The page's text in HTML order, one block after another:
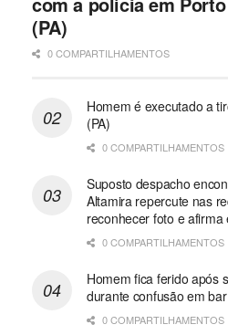
(PA)
0 COMPARTILHAMENTOS
Homem é executado a
(PA)
0 COMPARTILHAMENTOS
Suposto despacho
Altamira repercute nas
reconhecer foto e afirma
0 COMPARTILHAMENTOS
Homem fica ferido após
durante confusão em
0 COMPARTILHAMENTOS